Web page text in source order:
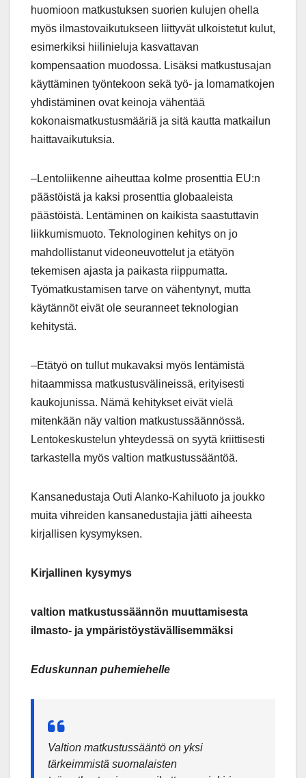
huomioon matkustuksen suorien kulujen ohella
myös ilmastovaikutukseen liittyvät ulkoistetut kulut,
esimerkiksi hiilinieluja kasvattavan
kompensaation muodossa. Lisäksi matkustusajan
käyttäminen työntekoon sekä työ- ja lomamatkojen
yhdistäminen ovat keinoja vähentää
kokonaismatkustusmääriä ja sitä kautta matkailun
haittavaikutuksia.
–Lentoliikenne aiheuttaa kolme prosenttia EU:n
päästöistä ja kaksi prosenttia globaaleista
päästöistä. Lentäminen on kaikista saastuttavin
liikkumismuoto. Teknologinen kehitys on jo
mahdollistanut videoneuvottelut ja etätyön
tekemisen ajasta ja paikasta riippumatta.
Työmatkustamisen tarve on vähentynyt, mutta
käytännöt eivät ole seuranneet teknologian
kehitystä.
–Etätyö on tullut mukavaksi myös lentämistä
hitaammissa matkustusvälineissä, erityisesti
kaukojunissa. Nämä kehitykset eivät vielä
mitenkään näy valtion matkustussäännössä.
Lentokeskustelun yhteydessä on syytä kriittisesti
tarkastella myös valtion matkustussääntöä.
Kansanedustaja Outi Alanko-Kahiluoto ja joukko
muita vihreiden kansanedustajia jätti aiheesta
kirjallisen kysymyksen.
Kirjallinen kysymys
valtion matkustussäännön muuttamisesta
ilmasto- ja ympäristöystävällisemmäksi
Eduskunnan puhemiehelle
Valtion matkustussääntö on yksi
tärkeimmistä suomalaisten